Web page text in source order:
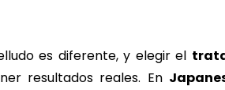
El
es diferente, y elegir el
resultados reales. En